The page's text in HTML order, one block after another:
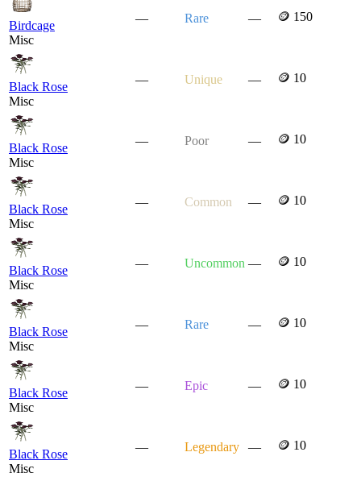
Birdcage
Misc
— Rare — 🪙 150
Black Rose
Misc
— Unique — 🪙 10
Black Rose
Misc
— Poor — 🪙 10
Black Rose
Misc
— Common — 🪙 10
Black Rose
Misc
— Uncommon — 🪙 10
Black Rose
Misc
— Rare — 🪙 10
Black Rose
Misc
— Epic — 🪙 10
Black Rose
Misc
— Legendary — 🪙 10